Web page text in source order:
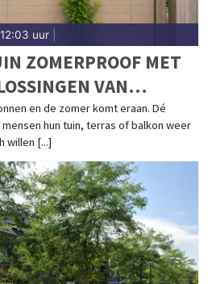
uur|
ZOMERPROOF MET
VAN
en de zomer komt eraan. Dé
hun tuin, terras of balkon weer
willen [...]